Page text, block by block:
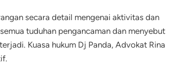
secara detail mengenai aktivitas dan
tuduhan pengancaman dan menyebut
Kuasa hukum Dj Panda, Advokat Rina